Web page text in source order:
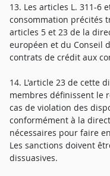
13. Les articles L. 311-6
consommation précités
articles 5 et 23 de la
européen et du Conseil
contrats de crédit aux
14. L'article 23 de cette
membres définissent le
cas de violation des
conformément à la
nécessaires pour faire
Les sanctions doivent
dissuasives.